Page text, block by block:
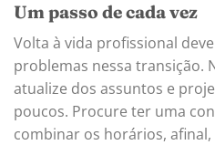
Um passo de cada vez
Volta à vida profissional
problemas nessa transição.
atualize dos assuntos e
poucos. Procure ter uma
combinar os horários,